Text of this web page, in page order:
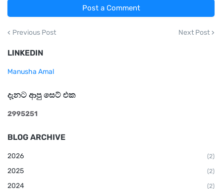
Post a Comment
Previous Post Next Post
LINKEDIN
Manusha Amal
දැනට ආපු සෙට් එක
2995251
BLOG ARCHIVE
2026 (2)
2025 (2)
2024 (2)